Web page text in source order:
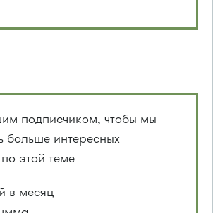
подписчиком, чтобы мы
больше интересных
этой теме
в месяц